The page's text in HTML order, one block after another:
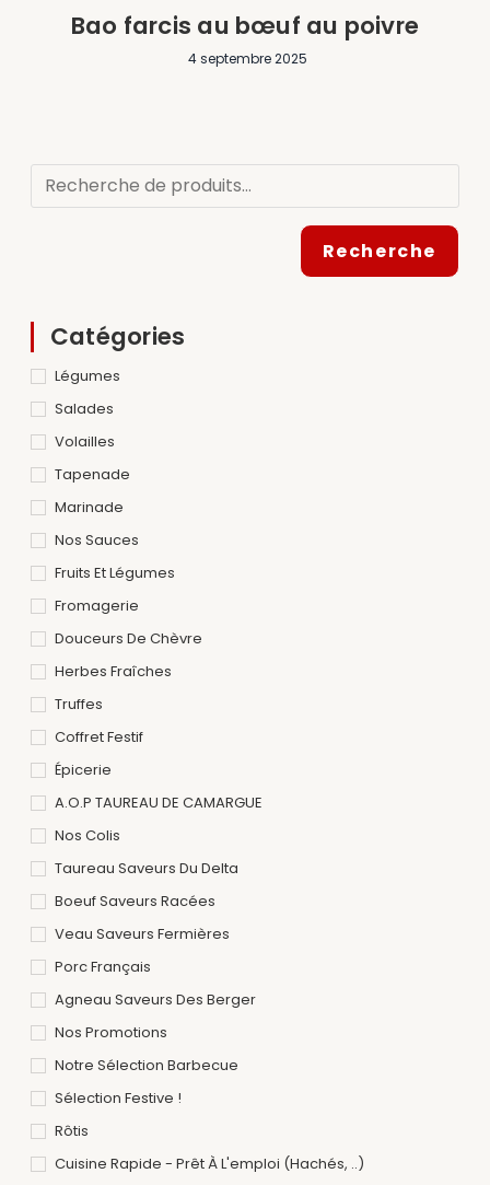
Bao farcis au bœuf au poivre
4 septembre 2025
Recherche
Catégories
Légumes
Salades
Volailles
Tapenade
Marinade
Nos Sauces
Fruits Et Légumes
Fromagerie
Douceurs De Chèvre
Herbes Fraîches
Truffes
Coffret Festif
Épicerie
A.O.P TAUREAU DE CAMARGUE
Nos Colis
Taureau Saveurs Du Delta
Boeuf Saveurs Racées
Veau Saveurs Fermières
Porc Français
Agneau Saveurs Des Berger
Nos Promotions
Notre Sélection Barbecue
Sélection Festive !
Rôtis
Cuisine Rapide - Prêt À L'emploi (hachés, ..)